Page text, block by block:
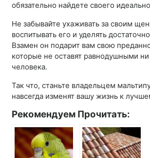
обязательно найдете своего
Не забывайте ухаживать за своим
воспитывать его и уделять
Взамен он подарит вам свою
которые не оставят равнодушными
человека.
Так что, станьте владельцем
навсегда изменят вашу жизнь к
Рекомендуем Прочитать: